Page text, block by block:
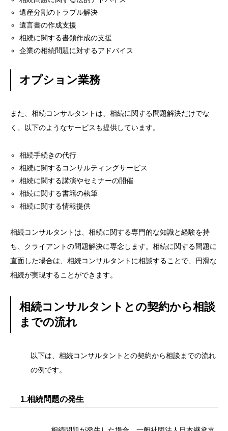
遺産分割のトラブル解決
遺言書の作成支援
相続に関する書類作成の支援
企業の相続問題に対するアドバイス
オプション業務
また、相続コンサルタントは、相続に関する問題解決だけでな
く、以下のようなサービスも提供しています。
相続手続きの代行
相続に関するコンサルティングサービス
相続に関する講演やセミナーの開催
相続に関する書籍の執筆
相続に関する情報提供
相続コンサルタントは、相続に関する専門的な知識と経験を持
ち、クライアントの問題解決に専念します。相続に関する問題に
直面した場合は、相続コンサルタントに相談することで、円滑な
相続が実現することができます。
相続コンサルタントとの契約から相談
までの流れ
以下は、相続コンサルタントとの契約から相談までの流れ
の例です。
1.相続問題の発生